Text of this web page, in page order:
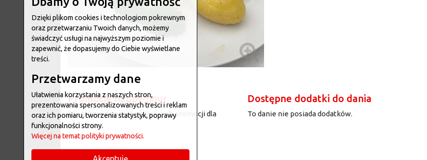
Promocje happy-hour
Nie przewidziano dodatkowych promocji dla
tego dania.
Dostępne dodatki do dania
To danie nie posiada dodatków.
Dzięki plikom cookies i technologiom pokrewnym
oraz przetwarzaniu Twoich danych, możemy
świadczyć usługi na najwyższym poziomie i
zapewnić, że dopasujemy do Ciebie wyświetlane
treści.
Przetwarzamy dane
Ułatwienia korzystania z naszych stron,
prezentowania spersonalizowanych treści i reklam
oraz ich pomiaru, tworzenia statystyk, poprawy
funkcjonalności strony.
Więcej na temat polityki prywatności.